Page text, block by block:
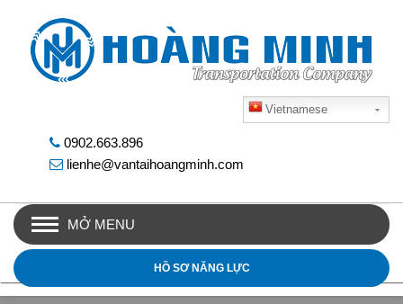
Vietnamese
0902.663.896
lienhe@vantaihoangminh.com
MỞ MENU
HỒ SƠ NĂNG LỰC